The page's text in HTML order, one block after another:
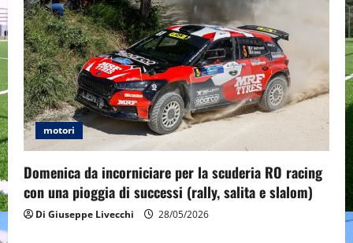
motori
Domenica da incorniciare per la scuderia RO racing
con una pioggia di successi (rally, salita e slalom)
Di Giuseppe Livecchi 28/05/2026